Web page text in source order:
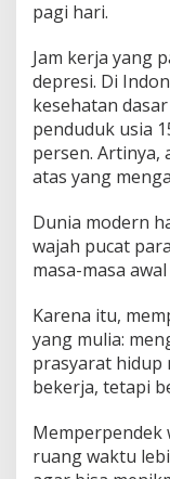
pagi hari.
Jam kerja yang
depresi. Di
kesehatan
penduduk usia
persen. Artinya,
atas yang
Dunia modern
wajah pucat
masa-masa
Karena itu,
yang mulia:
prasyarat hidup
bekerja, tetapi
Memperpendek
ruang waktu